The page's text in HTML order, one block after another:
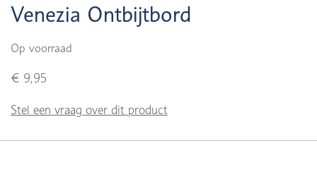
Venezia Ontbijtbord
Op voorraad
€ 9,95
Stel een vraag over dit product